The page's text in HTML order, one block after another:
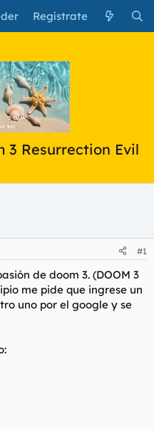
Regístrate
3 Resurrection Evil
#1
de doom 3. (DOOM 3
me pide que ingrese un
uno por el google y se